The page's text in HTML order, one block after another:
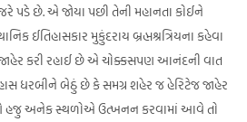
પડે છે. એ જોયા પછી તેની મહાનતા કોઈને
ઈતિહાસકાર મુકુંદરાય બ્રહ્મશ્રત્રિયના કહેવા
જાહેર કરી રહાઈ છે એ ચોક્કસપણ આનંદની વાત
ધરબીને બેઠું છે કે સમગ્ર શહેર જ હેરિટેજ જાહેર
હજુ અનેક સ્થળોએ ઉત્ખનન કરવામાં આવે તો